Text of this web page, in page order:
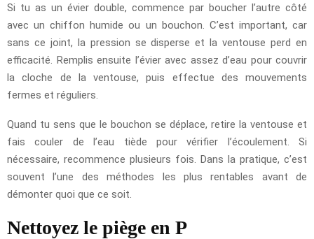
Si tu as un évier double, commence par boucher l’autre côté
avec un chiffon humide ou un bouchon. C’est important, car
sans ce joint, la pression se disperse et la ventouse perd en
efficacité. Remplis ensuite l’évier avec assez d’eau pour couvrir
la cloche de la ventouse, puis effectue des mouvements
fermes et réguliers.
Quand tu sens que le bouchon se déplace, retire la ventouse et
fais couler de l’eau tiède pour vérifier l’écoulement. Si
nécessaire, recommence plusieurs fois. Dans la pratique, c’est
souvent l’une des méthodes les plus rentables avant de
démonter quoi que ce soit.
Nettoyez le piège en P